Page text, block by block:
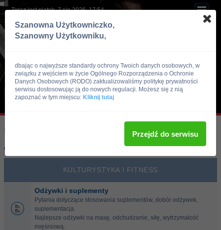
Teraz jest piątek, 7 sie 2026, 17:54
Skocz do:
Wątki bez odpowiedzi
KULTURYSTYKA I FITNESS
Odżywki i suplementy
Pytania dotyczące stosowania suplementów, dobór odżywek,
suplementacja.
Najlepsze odżywki na masę, odchudzanie, siłę, wytrzymałość
mięśniową.
Szanowna Użytkowniczko,
Szanowny Użytkowniku,
dbając o najwyższe standardy ochrony Twoich danych osobowych, w
związku z wejściem w życie Ogólnego Rozporządzenia o Ochronie
Danych Osobowych (RODO) zaktualizowaliśmy politykę prywatności
serwisu dostosowując ją do nowych regulacji. Możesz się z nią
zapoznać w tym miejscu: Kliknij tutaj
Przejdź do serwisu